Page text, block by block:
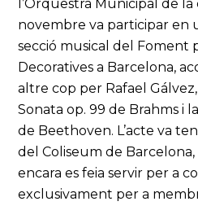
l’Orquestra Municipal de
novembre va participar en
secció musical del Foment
Decoratives a Barcelona,
altre cop per Rafael
Sonata op. 99 de Brahms i
de Beethoven. L’acte va
del Coliseum de
encara es feia servir per a
exclusivament per a